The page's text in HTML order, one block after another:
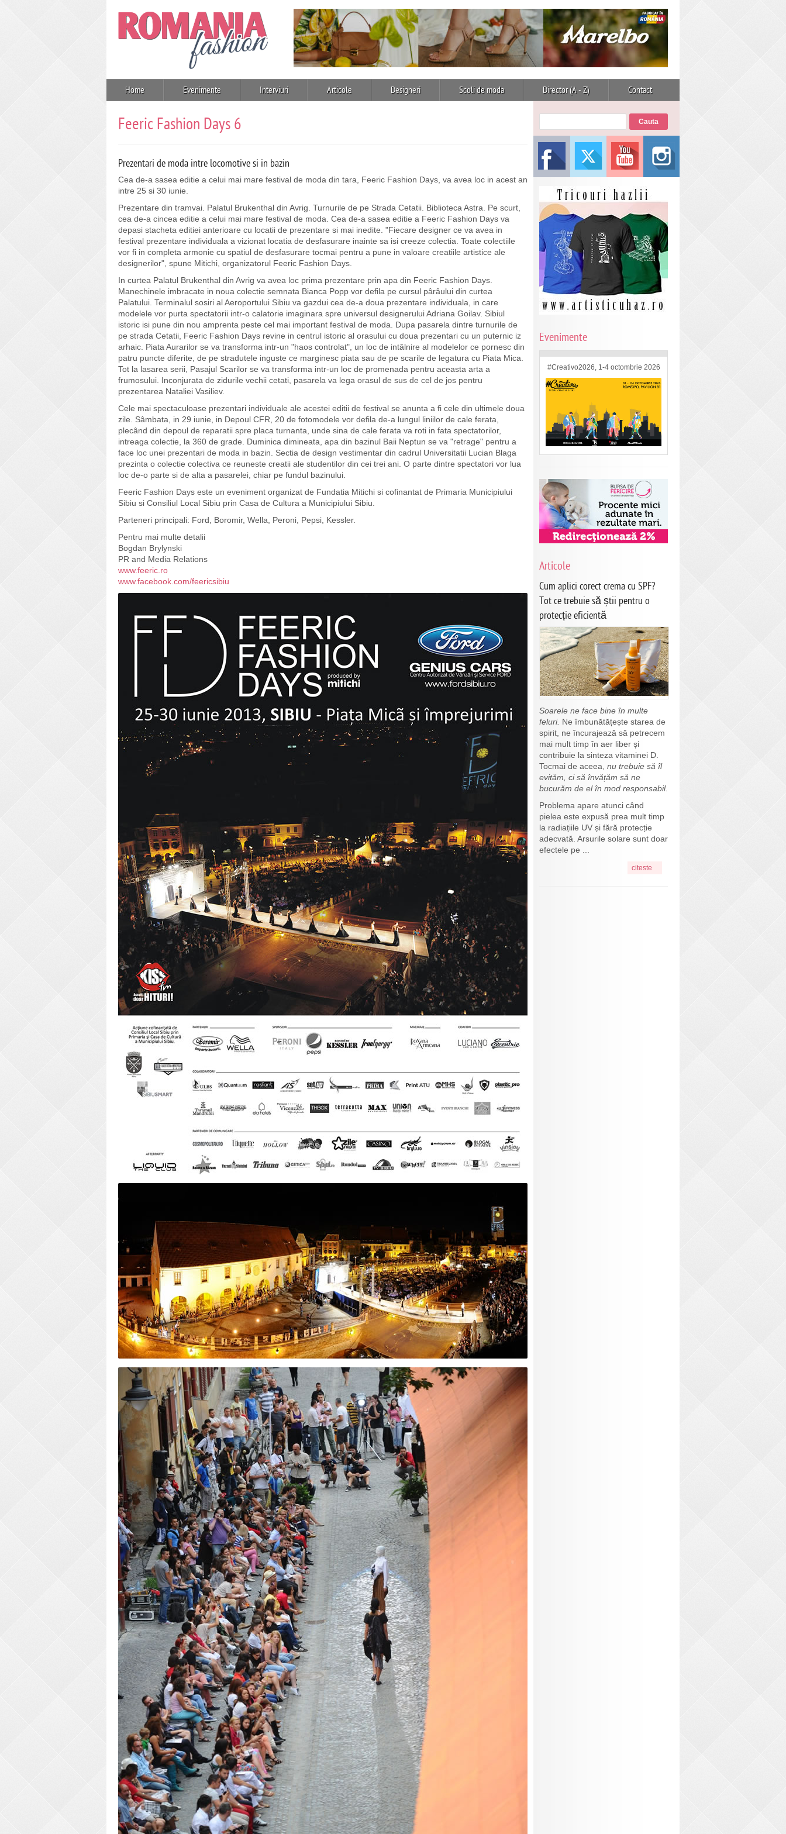
Home Evenimente Interviuri Articole Designeri Scoli de moda Director (A - Z) Contact
Feeric Fashion Days 6
Prezentari de moda intre locomotive si in bazin
Cea de-a sasea editie a celui mai mare festival de moda din tara, Feeric Fashion Days, va avea loc in acest an
intre 25 si 30 iunie.
Prezentare din tramvai. Palatul Brukenthal din Avrig. Turnurile de pe Strada Cetatii. Biblioteca Astra. Pe scurt,
cea de-a cincea editie a celui mai mare festival de moda. Cea de-a sasea editie a Feeric Fashion Days va
depasi stacheta editiei anterioare cu locatii de prezentare si mai inedite. "Fiecare designer ce va avea in
festival prezentare individuala a vizionat locatia de desfasurare inainte sa isi creeze colectia. Toate colectiile
vor fi in completa armonie cu spatiul de desfasurare tocmai pentru a pune in valoare creatiile artistice ale
designerilor", spune Mitichi, organizatorul Feeric Fashion Days.
In curtea Palatul Brukenthal din Avrig va avea loc prima prezentare prin apa din Feeric Fashion Days.
Manechinele imbracate in noua colectie semnata Bianca Popp vor defila pe cursul pârâului din curtea
Palatului. Terminalul sosiri al Aeroportului Sibiu va gazdui cea de-a doua prezentare individuala, in care
modelele vor purta spectatorii intr-o calatorie imaginara spre universul designerului Adriana Goilav. Sibiul
istoric isi pune din nou amprenta peste cel mai important festival de moda. Dupa pasarela dintre turnurile de
pe strada Cetatii, Feeric Fashion Days revine in centrul istoric al orasului cu doua prezentari cu un puternic iz
arhaic. Piata Aurarilor se va transforma intr-un "haos controlat", un loc de intâlnire al modelelor ce pornesc din
patru puncte diferite, de pe stradutele inguste ce marginesc piata sau de pe scarile de legatura cu Piata Mica.
Tot la lasarea serii, Pasajul Scarilor se va transforma intr-un loc de promenada pentru aceasta arta a
frumosului. Inconjurata de zidurile vechii cetati, pasarela va lega orasul de sus de cel de jos pentru
prezentarea Nataliei Vasiliev.
Cele mai spectaculoase prezentari individuale ale acestei editii de festival se anunta a fi cele din ultimele doua
zile. Sâmbata, in 29 iunie, in Depoul CFR, 20 de fotomodele vor defila de-a lungul liniilor de cale ferata,
plecând din depoul de reparatii spre placa turnanta, unde sina de cale ferata va roti in fata spectatorilor,
intreaga colectie, la 360 de grade. Duminica dimineata, apa din bazinul Baii Neptun se va "retrage" pentru a
face loc unei prezentari de moda in bazin. Sectia de design vestimentar din cadrul Universitatii Lucian Blaga
prezinta o colectie colectiva ce reuneste creatii ale studentilor din cei trei ani. O parte dintre spectatori vor lua
loc de-o parte si de alta a pasarelei, chiar pe fundul bazinului.
Feeric Fashion Days este un eveniment organizat de Fundatia Mitichi si cofinantat de Primaria Municipiului
Sibiu si Consiliul Local Sibiu prin Casa de Cultura a Municipiului Sibiu.
Parteneri principali: Ford, Boromir, Wella, Peroni, Pepsi, Kessler.
Pentru mai multe detalii
Bogdan Brylynski
PR and Media Relations
www.feeric.ro
www.facebook.com/feericsibiu
Evenimente
#Creativo2026, 1-4 octombrie 2026
Articole
Cum aplici corect crema cu SPF?
Tot ce trebuie să știi pentru o
protecție eficientă
Soarele ne face bine în multe
feluri. Ne îmbunătățește starea de
spirit, ne încurajează să petrecem
mai mult timp în aer liber și
contribuie la sinteza vitaminei D.
Tocmai de aceea, nu trebuie să îl
evităm, ci să învățăm să ne
bucurăm de el în mod responsabil.
Problema apare atunci când
pielea este expusă prea mult timp
la radiațiile UV și fără protecție
adecvată. Arsurile solare sunt doar
efectele pe ...
citeste